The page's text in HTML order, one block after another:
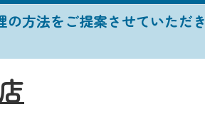
の方法をご提案させていただき